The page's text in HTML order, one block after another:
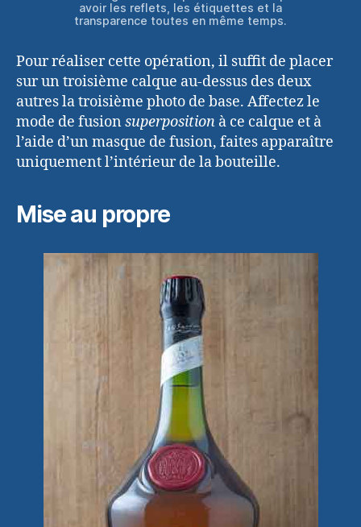
avoir les reflets, les étiquettes et la
transparence toutes en même temps.
Pour réaliser cette opération, il suffit de placer
sur un troisième calque au-dessus des deux
autres la troisième photo de base. Affectez le
mode de fusion superposition à ce calque et à
l’aide d’un masque de fusion, faites apparaître
uniquement l’intérieur de la bouteille.
Mise au propre